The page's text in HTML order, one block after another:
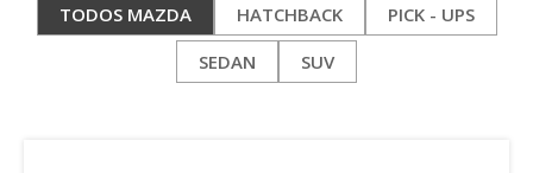
TODOS MAZDA HATCHBACK
PICK - UPS
SEDAN
SUV